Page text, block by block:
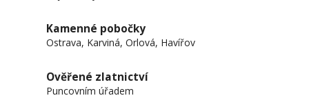
Kamenné pobočky
Ostrava, Karviná, Orlová, Havířov
Ověřené zlatnictví
Puncovním úřadem